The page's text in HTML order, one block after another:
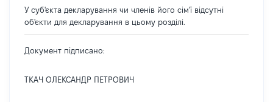
У суб'єкта декларування чи членів його сім'ї відсутні
об'єкти для декларування в цьому розділі.
Документ підписано:
ТКАЧ ОЛЕКСАНДР ПЕТРОВИЧ